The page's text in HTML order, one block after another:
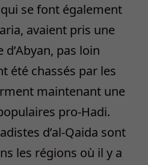
se font également
avaient pris une
pas loin
été chassés par les
maintenant une
pro-Hadi.
d’al-Qaida sont
les régions où il y a